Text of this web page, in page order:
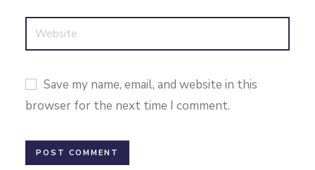
Save my name, email, and website in this
browser for the next time I comment.